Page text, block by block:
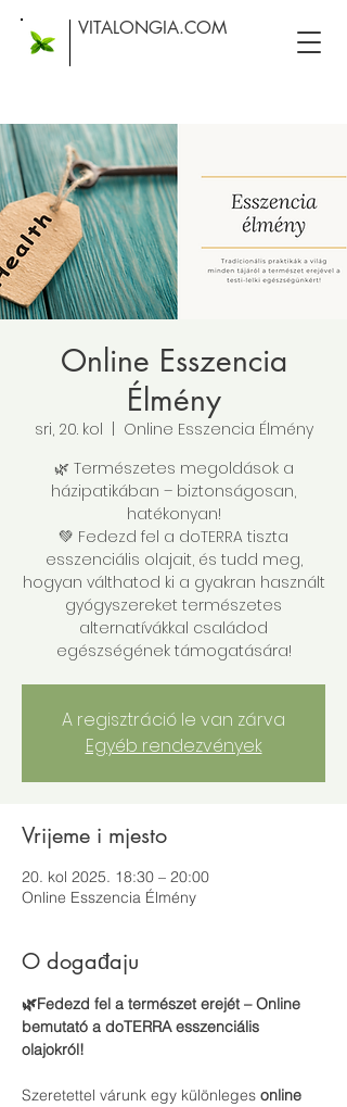
VITALONGIA.COM
Online Esszencia
Élmény
sri, 20. kol
Online Esszencia Élmény
🌿 Természetes megoldások a
házipatikában – biztonságosan,
hatékonyan!
💚 Fedezd fel a doTERRA tiszta
esszenciális olajait, és tudd meg,
hogyan válthatod ki a gyakran használt
gyógyszereket természetes
alternatívákkal családod
egészségének támogatására!
A regisztráció le van zárva
Egyéb rendezvények
Vrijeme i mjesto
20. kol 2025. 18:30 – 20:00
Online Esszencia Élmény
O događaju
🌿Fedezd fel a természet erejét – Online
bemutató a doTERRA esszenciális
olajokról!
Szeretettel várunk egy különleges online